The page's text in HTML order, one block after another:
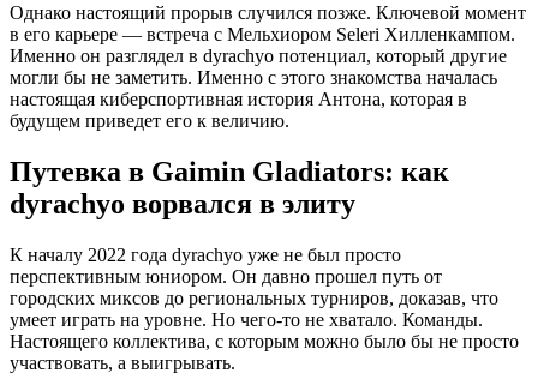
Однако настоящий прорыв случился позже. Ключевой момент
в его карьере — встреча с Мельхиором Seleri Хилленкампом.
Именно он разглядел в dyrachyo потенциал, который другие
могли бы не заметить. Именно с этого знакомства началась
настоящая киберспортивная история Антона, которая в
будущем приведет его к величию.
Путевка в Gaimin Gladiators: как
dyrachyo ворвался в элиту
К началу 2022 года dyrachyo уже не был просто
перспективным юниором. Он давно прошел путь от
городских миксов до региональных турниров, доказав, что
умеет играть на уровне. Но чего-то не хватало. Команды.
Настоящего коллектива, с которым можно было бы не просто
участвовать, а выигрывать.